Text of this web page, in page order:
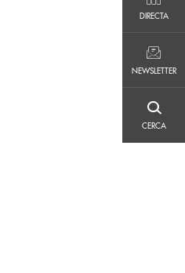
DIRECTA
NEWSLETTER
CERCA